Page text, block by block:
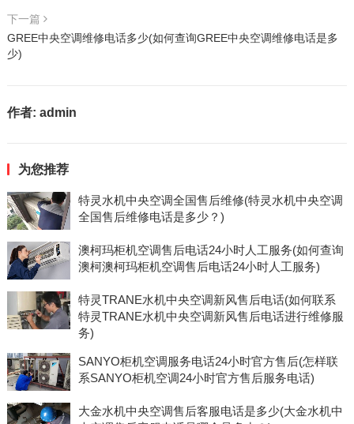
下一篇
GREE中央空调维修电话多少(如何查询GREE中央空调维修电话是多
少)
作者: admin
为您推荐
特灵水机中央空调全国售后维修(特灵水机中央空调
全国售后维修电话是多少？)
澳柯玛柜机空调售后电话24小时人工服务(如何查询
澳柯澳柯玛柜机空调售后电话24小时人工服务)
特灵TRANE水机中央空调新风售后电话(如何联系
特灵TRANE水机中央空调新风售后电话进行维修服
务)
SANYO柜机空调服务电话24小时官方售后(怎样联
系SANYO柜机空调24小时官方售后服务电话)
大金水机中央空调售后客服电话是多少(大金水机中